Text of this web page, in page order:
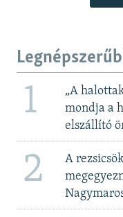
1
„A
mondja a
elszállító
2
A